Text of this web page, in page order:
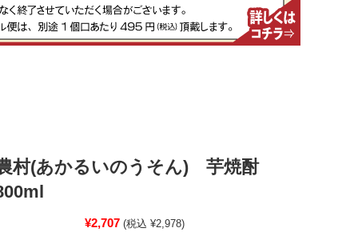
村(あかるいのうそん) 芋焼酎
¥2,707 (税込 ¥2,978)